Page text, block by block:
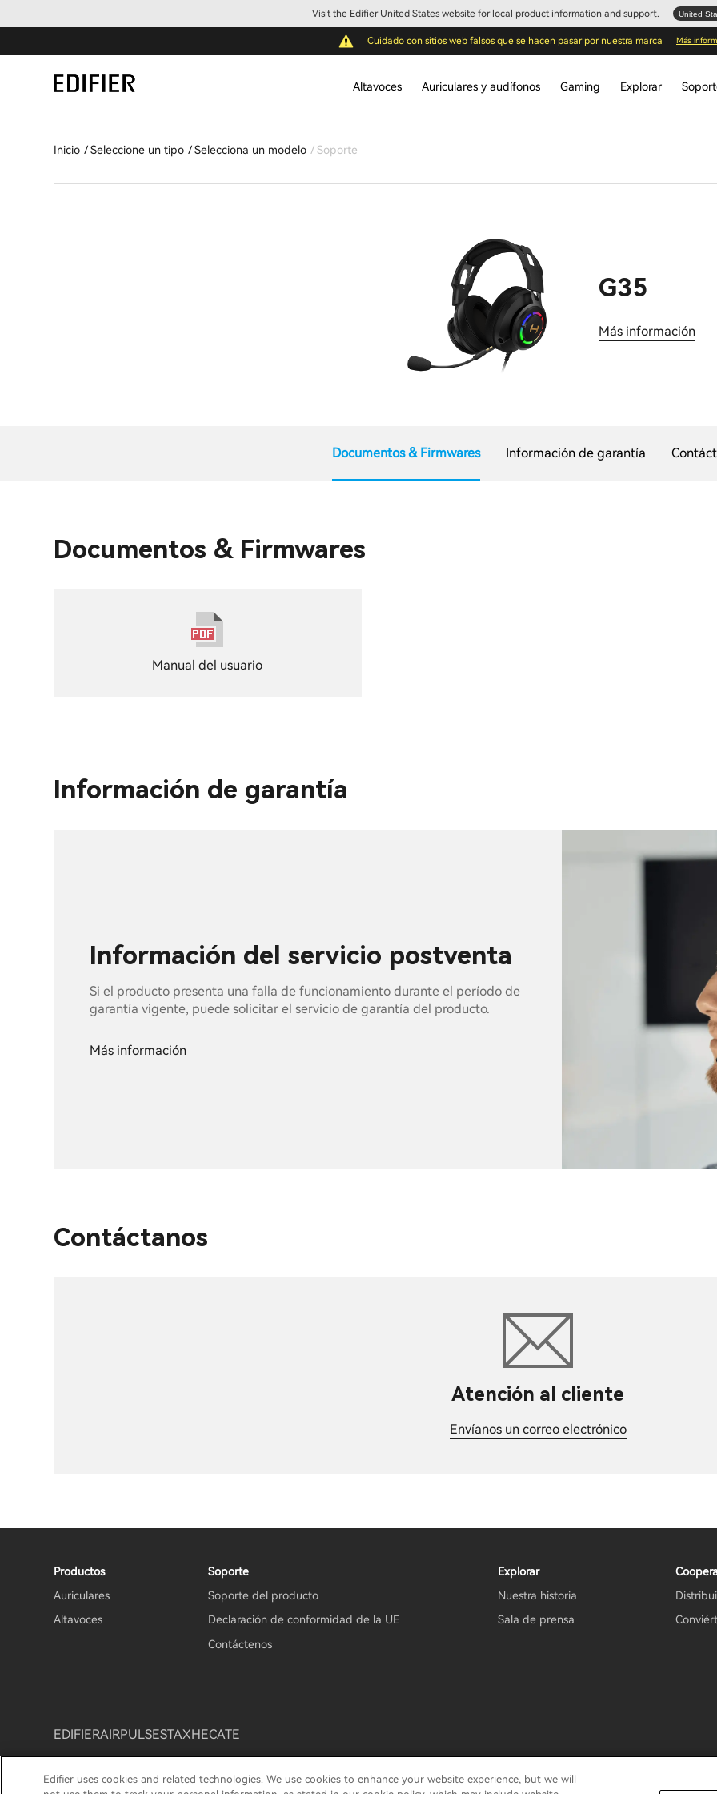
Visit the Edifier United States website for local product information and support. United
Cuidado con sitios web falsos que se hacen pasar por nuestra marca Más
Altavoces Auriculares y audífonos Gaming Explorar
Inicio Seleccione un tipo Selecciona un modelo Soporte
G35
Más información
Documentos & Firmwares Información de garantía
Documentos & Firmwares
Manual del usuario
Información de garantía
Información del servicio postventa
Si el producto presenta una falla de funcionamiento durante el período de
garantía vigente, puede solicitar el servicio de garantía del producto.
Más información
Contáctanos
Atención al cliente
Envíanos un correo electrónico
Productos
Auriculares
Altavoces
Soporte
Soporte del producto
Declaración de conformidad de la UE
Contáctenos
Explorar
Nuestra historia
Sala de prensa
EDIFIERAIRPULSESTAXHECATE
Aviso de privacidad Aviso de cookies Política de garantía Términos de uso No vender mi información Seguridad
Edifier uses cookies and related technologies. We use cookies to enhance your website experience, but we will